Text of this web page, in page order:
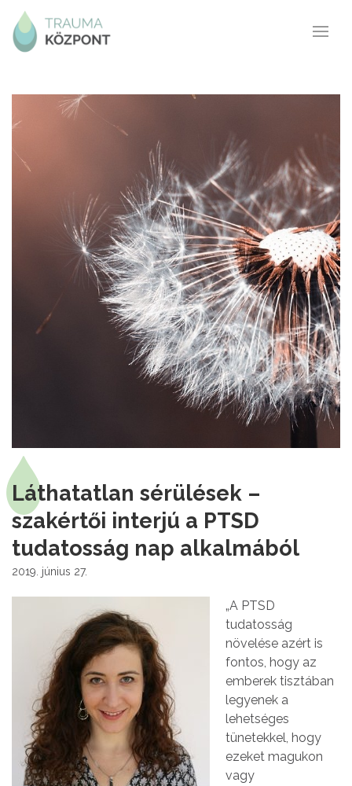
Láthatatlan sérülések –
szakértői interjú a PTSD
tudatosság nap alkalmából
2019. június 27.
„A PTSD
tudatosság
növelése azért is
fontos, hogy az
emberek tisztában
legyenek a
lehetséges
tünetekkel, hogy
ezeket magukon
vagy